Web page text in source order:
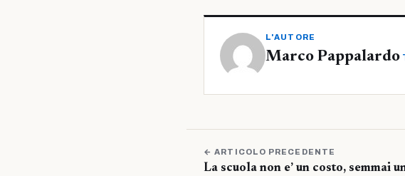
L'AUTORE
Marco Pappalardo
← ARTICOLO PRECEDENTE
La scuola non e’ un costo, semmai